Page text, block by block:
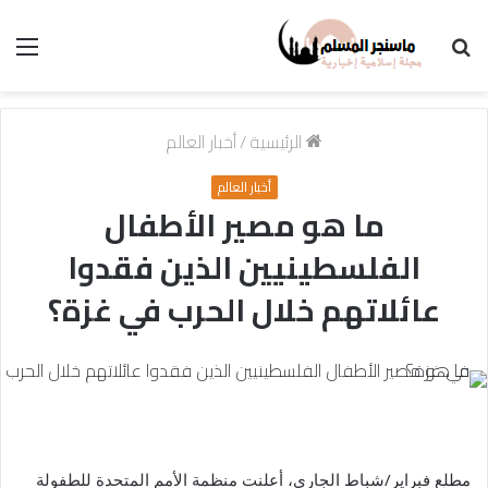
الرئيسية/أخبار العالم
أخبار العالم
ما هو مصير الأطفال
الفلسطينيين الذين فقدوا
عائلاتهم خلال الحرب في غزة؟
مطلع فبراير/شباط الجاري، أعلنت منظمة الأمم المتحدة للطفولة